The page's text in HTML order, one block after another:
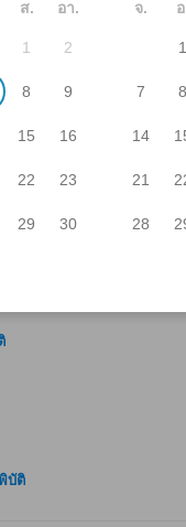
ส. อา.
1 2
8 9
15 16
22 23
29 30
จ.
1
7 8
14
21
28
รียนสอนตกปลา ทะเลเพีย โกเบ
บัติ